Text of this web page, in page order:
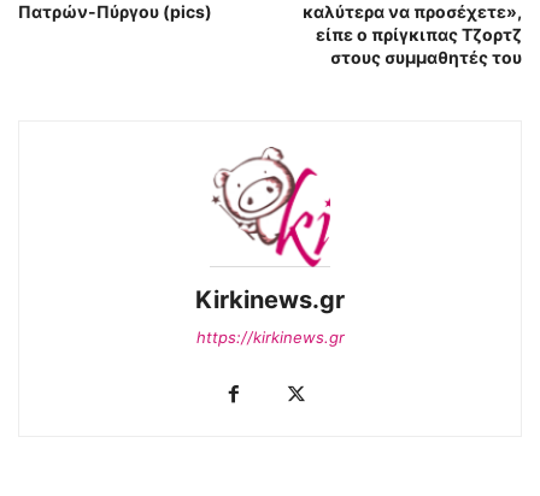
Πατρών-Πύργου (pics)
καλύτερα να προσέχετε»,
είπε ο πρίγκιπας Τζορτζ
στους συμμαθητές του
Kirkinews.gr
https://kirkinews.gr